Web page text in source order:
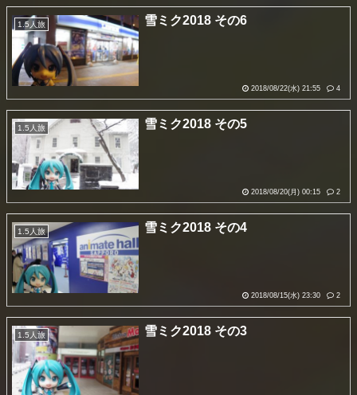
1.5人旅 雪ミク2018 その6
2018/08/22(水) 21:55 4
1.5人旅 雪ミク2018 その5
2018/08/20(月) 00:15 2
1.5人旅 雪ミク2018 その4
2018/08/15(水) 23:30 2
1.5人旅 雪ミク2018 その3